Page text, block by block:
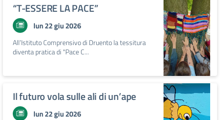
“T-ESSERE LA PACE”
lun 22 giu 2026
All’Istituto Comprensivo di Druento la tessitura
diventa pratica di "Pace C...
Il futuro vola sulle ali di un’ape
lun 22 giu 2026